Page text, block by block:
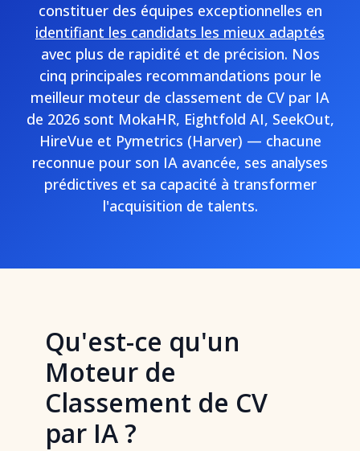
constituer des équipes exceptionnelles en
identifiant les candidats les mieux adaptés
avec plus de rapidité et de précision. Nos
cinq principales recommandations pour le
meilleur moteur de classement de CV par IA
de 2026 sont MokaHR, Eightfold AI, SeekOut,
HireVue et Pymetrics (Harver) — chacune
reconnue pour son IA avancée, ses analyses
prédictives et sa capacité à transformer
l'acquisition de talents.
Qu'est-ce qu'un
Moteur de
Classement de CV
par IA ?